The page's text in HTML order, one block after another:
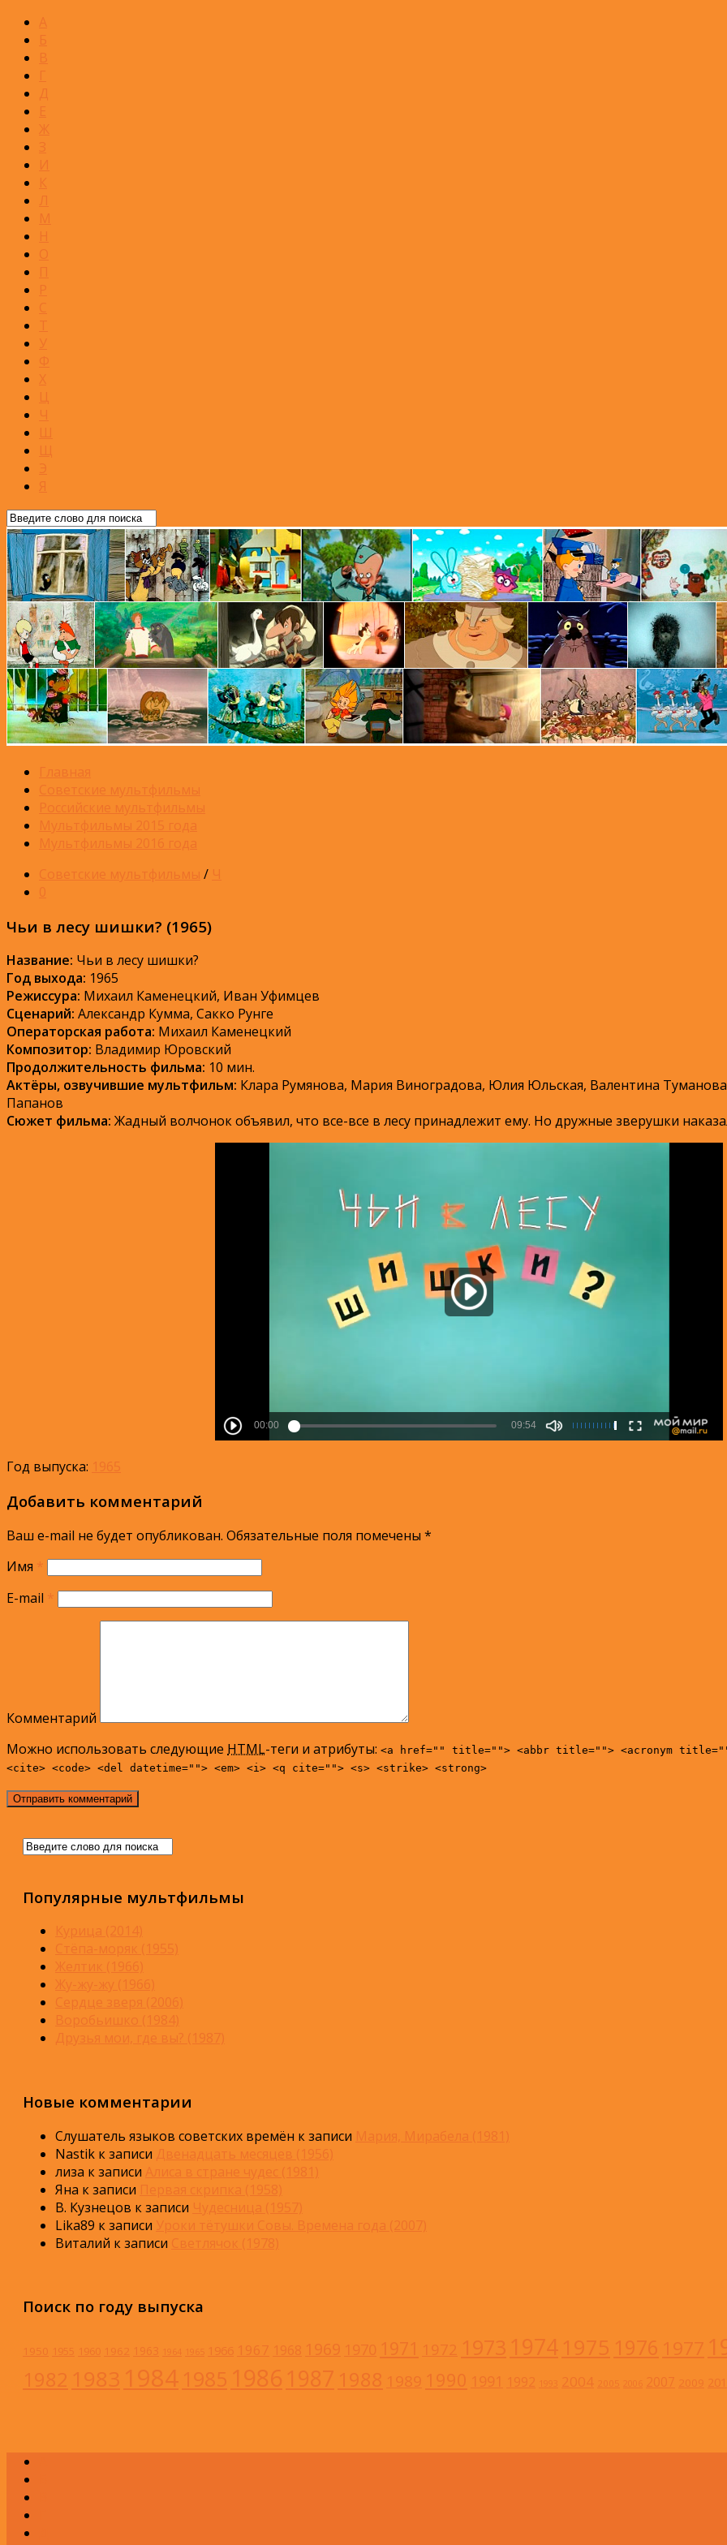
А
Б
В
Г
Д
Е
Ж
З
И
К
Л
М
Н
О
П
Р
С
Т
У
Ф
Х
Ц
Ч
Ш
Щ
Э
Я
Главная
Советские мультфильмы
Российские мультфильмы
Мультфильмы 2015 года
Мультфильмы 2016 года
Советские мультфильмы / Ч
0
Чьи в лесу шишки? (1965)
Название: Чьи в лесу шишки?
Год выхода: 1965
Режиссура: Михаил Каменецкий, Иван Уфимцев
Сценарий: Александр Кумма, Сакко Рунге
Операторская работа: Михаил Каменецкий
Композитор: Владимир Юровский
Продолжительность фильма: 10 мин.
Актёры, озвучившие мультфильм: Клара Румянова, Мария Виноградова, Юлия Юльская, Валентина
Папанов
Сюжет фильма: Жадный волчонок объявил, что все-все в лесу принадлежит ему. Но дружные зверушки
Год выпуска: 1965
Добавить комментарий
Ваш e-mail не будет опубликован. Обязательные поля помечены *
Имя *
E-mail *
Комментарий
Можно использовать следующие HTML-теги и атрибуты: <a href="" title=""> <abbr title=""> <acronym
<cite> <code> <del datetime=""> <em> <i> <q cite=""> <s> <strike> <strong>
Популярные мультфильмы
Курица (2014)
Стёпа-моряк (1955)
Желтик (1966)
Жу-жу-жу (1966)
Сердце зверя (2006)
Воробьишко (1984)
Друзья мои, где вы? (1987)
Новые комментарии
Слушатель языков советских времён к записи Мария, Мирабела (1981)
Nastik к записи Двенадцать месяцев (1956)
лиза к записи Алиса в стране чудес (1981)
Яна к записи Первая скрипка (1958)
В. Кузнецов к записи Чудесница (1957)
Lika89 к записи Уроки тётушки Совы. Времена года (2007)
Виталий к записи Светлячок (1978)
Поиск по году выпуска
1950 1955 1960 1962 1963 1964 1965 1966 1967 1968 1969 1970 1971 1972 1973 1974 1975 1976 1977
1982 1983 1984 1985 1986 1987 1988 1989 1990 1991 1992 1993 2004 2005 2006 2007 2009